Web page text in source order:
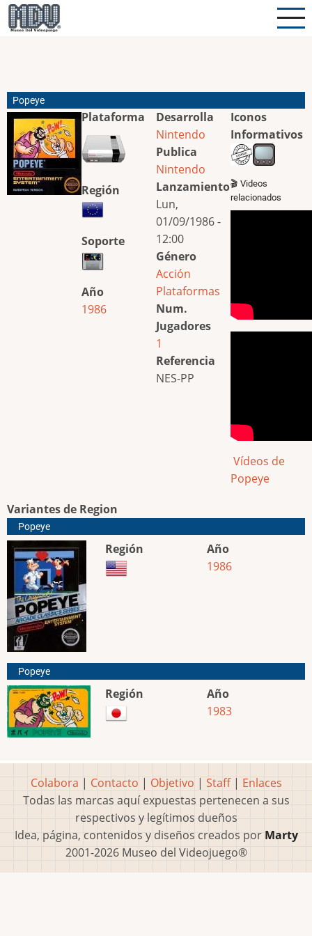
Pasar
al
Popeye
Plataforma
Región
Soporte
Año
1986
Desarrolla
Nintendo
Publica
Nintendo
Lanzamiento
Lun,
01/09/1986 -
12:00
Género
Acción
Plataformas
Num.
Jugadores
1
Referencia
NES-PP
Iconos
Informativos
🎬 Videos
relacionados
Vídeos de
Popeye
Variantes de Region
Popeye
Región
Año
1986
Popeye
Región
Año
1983
Colabora | Contacto | Objetivo | Staff| Enlaces
Todas las marcas aquí expuestas pertenecen a sus
respectivos y legítimos dueños
Idea, página, contenidos y diseños creados por Marty
2001-2026 Museo del Videojuego®